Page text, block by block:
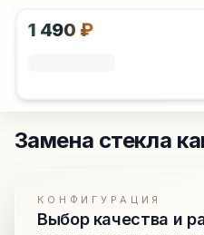
1 490 ₽
Замена стекла
КОНФИГУРАЦИЯ
Выбор качества и